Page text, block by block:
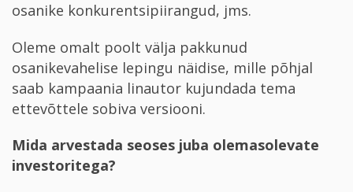
osanike konkurentsipiirangud, jms.
Oleme omalt poolt välja pakkunud
osanikevahelise lepingu näidise, mille põhjal
saab kampaania linautor kujundada tema
ettevõttele sobiva versiooni.
Mida arvestada seoses juba olemasolevate
investoritega?